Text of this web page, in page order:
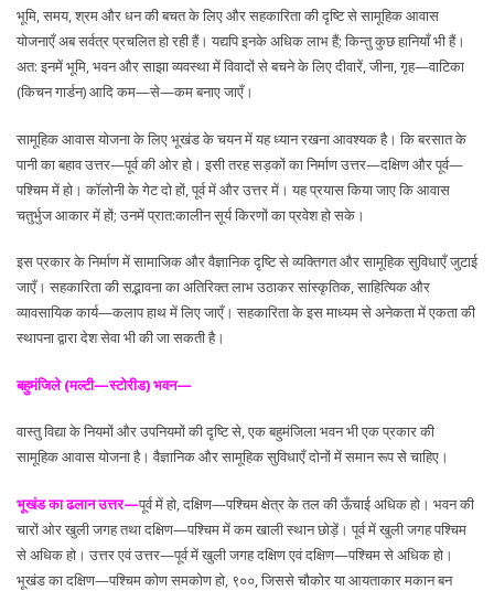
भूमि, समय, श्रम और धन की बचत के लिए और सहकारिता की दृष्टि से सामूहिक आवास
योजनाएँ अब सर्वत्र प्रचलित हो रही हैं। यद्यपि इनके अधिक लाभ हैं; किन्तु कुछ हानियाँ भी हैं।
अत: इनमें भूमि, भवन और साझा व्यवस्था में विवादों से बचने के लिए दीवारें, जीना, गृह—वाटिका
(किचन गार्डन) आदि कम—से—कम बनाए जाएँ।
सामूहिक आवास योजना के लिए भूखंड के चयन में यह ध्यान रखना आवश्यक है। कि बरसात के
पानी का बहाव उत्तर—पूर्व की ओर हो। इसी तरह सड़कों का निर्माण उत्तर—दक्षिण और पूर्व—
पश्चिम में हो। कॉलोनी के गेट दो हों, पूर्व में और उत्तर में। यह प्रयास किया जाए कि आवास
चतुर्भुज आकार में हों; उनमें प्रात:कालीन सूर्य किरणों का प्रवेश हो सके।
इस प्रकार के निर्माण में सामाजिक और वैज्ञानिक दृष्टि से व्यक्तिगत और सामूहिक सुविधाएँ जुटाई
जाएँ। सहकारिता की सद्भावना का अतिरिक्त लाभ उठाकर सांस्कृतिक, साहित्यिक और
व्यावसायिक कार्य—कलाप हाथ में लिए जाएँ। सहकारिता के इस माध्यम से अनेकता में एकता की
स्थापना द्वारा देश सेवा भी की जा सकती है।
बहुमंजिले (मल्टी—स्टोरीड) भवन—
वास्तु विद्या के नियमों और उपनियमों की दृष्टि से, एक बहुमंजिला भवन भी एक प्रकार की
सामूहिक आवास योजना है। वैज्ञानिक और सामूहिक सुविधाएँ दोनों में समान रूप से चाहिए।
भूखंड का ढलान उत्तर—पूर्व में हो, दक्षिण—पश्चिम क्षेत्र के तल की ऊँचाई अधिक हो। भवन की
चारों ओर खुली जगह तथा दक्षिण—पश्चिम में कम खाली स्थान छोड़ें। पूर्व में खुली जगह पश्चिम
से अधिक हो। उत्तर एवं उत्तर—पूर्व में खुली जगह दक्षिण एवं दक्षिण—पश्चिम से अधिक हो।
भूखंड का दक्षिण—पश्चिम कोण समकोण हो, ९००, जिससे चौकोर या आयताकार मकान बन